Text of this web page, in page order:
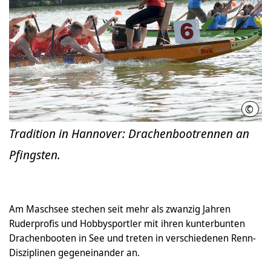
©
Tradition in Hannover: Drachenbootrennen an
Pfingsten.
Am Maschsee stechen seit mehr als zwanzig Jahren
Ruderprofis und Hobbysportler mit ihren kunterbunten
Drachenbooten in See und treten in verschiedenen Renn-
Disziplinen gegeneinander an.